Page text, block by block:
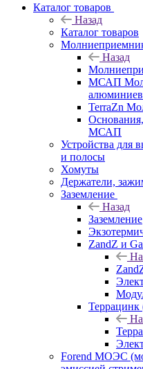
Каталог товаров
Назад
Каталог товаров
Назад
МСАП
TerraZn
МСАП
Устройства для
и полосы
Хомуты
Держатели,
Заземление
Назад
Заземление
ZandZ и
Террацинк
Forend МОЭС